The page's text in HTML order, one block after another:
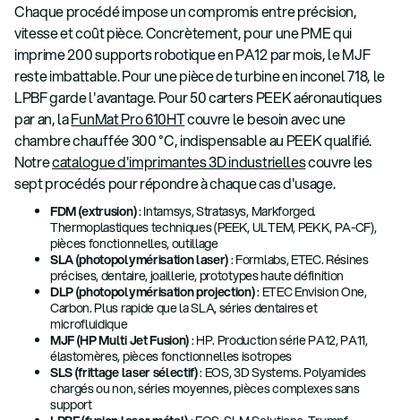
Chaque procédé impose un compromis entre précision,
vitesse et coût pièce. Concrètement, pour une PME qui
imprime 200 supports robotique en PA12 par mois, le MJF
reste imbattable. Pour une pièce de turbine en inconel 718, le
LPBF garde l'avantage. Pour 50 carters PEEK aéronautiques
par an, laFunMat Pro 610HTcouvre le besoin avec une
chambre chauffée 300 °C, indispensable au PEEK qualifié.
Notrecatalogue d'imprimantes 3D industriellescouvre les
sept procédés pour répondre à chaque cas d'usage.
FDM (extrusion): Intamsys, Stratasys, Markforged.
Thermoplastiques techniques (PEEK, ULTEM, PEKK, PA-CF),
pièces fonctionnelles, outillage
SLA (photopolymérisation laser): Formlabs, ETEC. Résines
précises, dentaire, joaillerie, prototypes haute définition
DLP (photopolymérisation projection): ETEC Envision One,
Carbon. Plus rapide que la SLA, séries dentaires et
microfluidique
MJF (HP Multi Jet Fusion): HP. Production série PA12, PA11,
élastomères, pièces fonctionnelles isotropes
SLS (frittage laser sélectif): EOS, 3D Systems. Polyamides
chargés ou non, séries moyennes, pièces complexes sans
support